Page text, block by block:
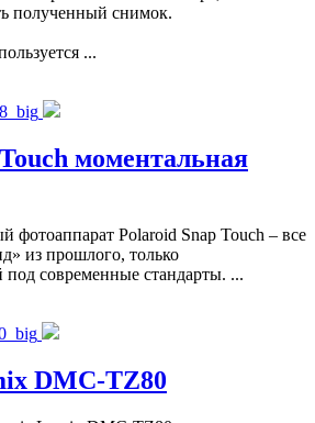
полученный снимок.
...
моментальная
фотоаппарат Polaroid Snap Touch – все
из прошлого, только
современные стандарты. ...
DMC-TZ80